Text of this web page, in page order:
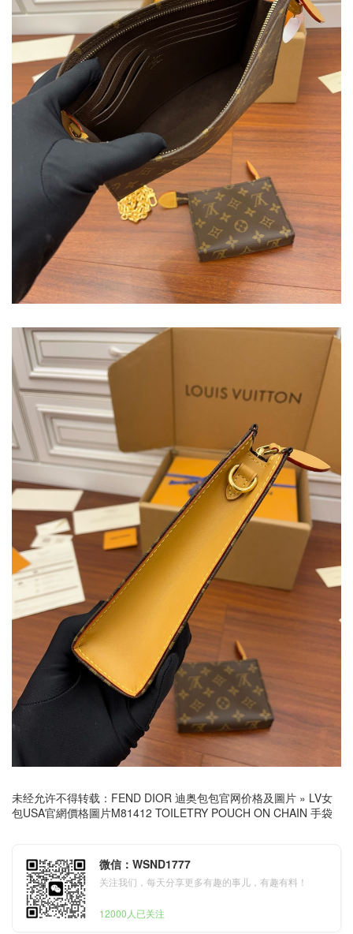
未经允许不得转载： FEND DIOR 迪奥包包官网价格及圖片 » LV女
包USA官網價格圖片M81412 TOILETRY POUCH ON CHAIN 手袋
微信：WSND1777
关注我们，每天分享更多有趣的事儿，有趣有料！
12000人已关注